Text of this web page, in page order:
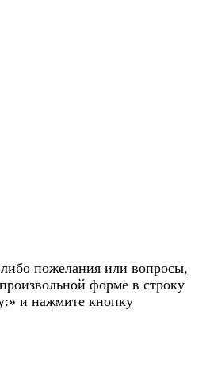
пожелания или вопросы,
форме в строку
и нажмите кнопку